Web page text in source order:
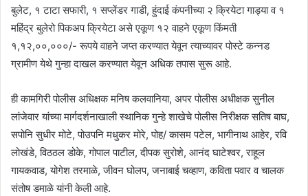
बुलेट, १ टाटा सफारी, १ सप्लेंडर गाडी, हुंदाई कंपनीच्या २ क्रियेटा गाड्या व १
महिंद्र बुलेरो पिकअप क्रियेटा असे एकूण १२ वाहने एकूण किंमती
१,१२,००,०००/- रूपये वाहने जप्त करण्यात येवून त्याच्यावर पोस्टे कन्नड
ग्रामीण येथे गुन्हा दाखल करण्यात येवून अधिक तपास सुरू आहे.
ही कामगिरी पोलीस अधिक्षक मनिष कलवानिया, अपर पोलीस अधीक्षक सुनील
लांजेवार यांच्या मार्गदर्शनाखाली स्थानिक गुन्हे शाखेचे पोलीस निरीक्षक सतिष बाघ,
सपोनि सुधीर मोटे, पोउपनि मधुकर मोरे, पोह/ कासम पटेल, भागीनाथ आहेर, रवि
लोखंडे, विठठल डोके, गोपाल पाटील, दीपक सुरोशे, आनंद घाटेश्वर, राहूल
गायकवाड, योगेश तरमाळे, जीवन घोलप, जनाबाई चव्हाण, कविता पवार व चालक
संतोष डमाळे यांनी केली आहे.